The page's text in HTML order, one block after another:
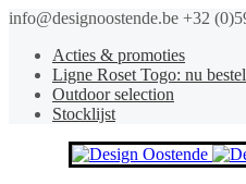
info@designoostende.be +32
Acties & promoties
Ligne Roset Togo: nu
Outdoor selection
Stocklijst